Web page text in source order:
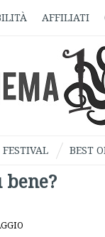
AFFILIATI
FESTIVAL BEST